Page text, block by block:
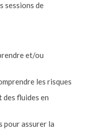
sessions de
et/ou
les risques
fluides en
pour assurer la